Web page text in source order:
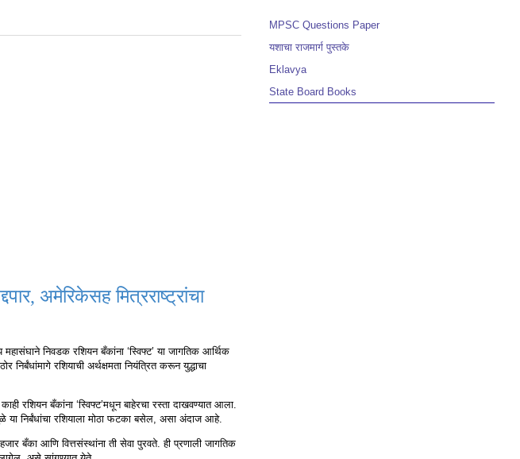
अमेरिकेसह मित्रराष्ट्रांचा
निवडक रशियन बँकांना ‘स्विफ्ट’ या जागतिक आर्थिक
निर्बंधांमागे रशियाची अर्थक्षमता नियंत्रित करून युद्धाचा
रशियन बँकांना ‘स्विफ्ट’मधून बाहेरचा रस्ता दाखवण्यात आला.
या निर्बंधांचा रशियाला मोठा फटका बसेल, असा अंदाज आहे.
बँका आणि वित्तसंस्थांना ती सेवा पुरवते. ही प्रणाली जागतिक
MPSC Questions Paper
यशाचा राजमार्ग पुस्तके
Eklavya
State Board Books